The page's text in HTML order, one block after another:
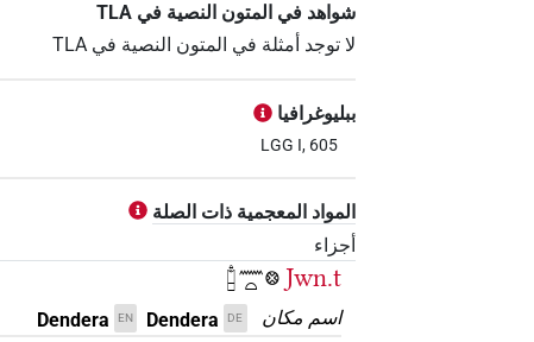
شواهد في المتون النصية في ‏TLA
لا توجد أمثلة في المتون النصية في ‏TLA
ببليوغرافيا
LGG I, 605
المواد المعجمية ذات الصلة
أجزاء
Jwn.t
𓿟𓈖𓏏𓊖
اسم مكان DE
Dendera
EN
Dendera